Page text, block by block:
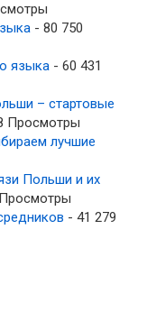
- 80 750
языка - 60 431
– стартовые
Просмотры
лучшие
Польши и их
- 41 279